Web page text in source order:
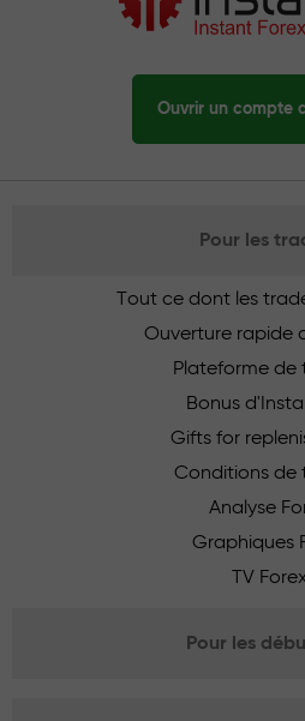
Ouvrir un compte
Pour les
Tout ce dont les
Ouverture rapide
Plateforme de
Bonus
Gifts for
Conditions de
Analyse
Graphiques
TV
Pour les